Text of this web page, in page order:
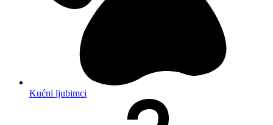
Kućni ljubimci